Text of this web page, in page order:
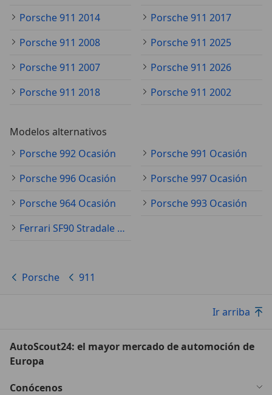
Porsche 911 2014
Porsche 911 2017
Porsche 911 2008
Porsche 911 2025
Porsche 911 2007
Porsche 911 2026
Porsche 911 2018
Porsche 911 2002
Modelos alternativos
Porsche 992 Ocasión
Porsche 991 Ocasión
Porsche 996 Ocasión
Porsche 997 Ocasión
Porsche 964 Ocasión
Porsche 993 Ocasión
Ferrari SF90 Stradale Ocasión
Porsche 911
Ir arriba
AutoScout24: el mayor mercado de automoción de
Europa
Conócenos